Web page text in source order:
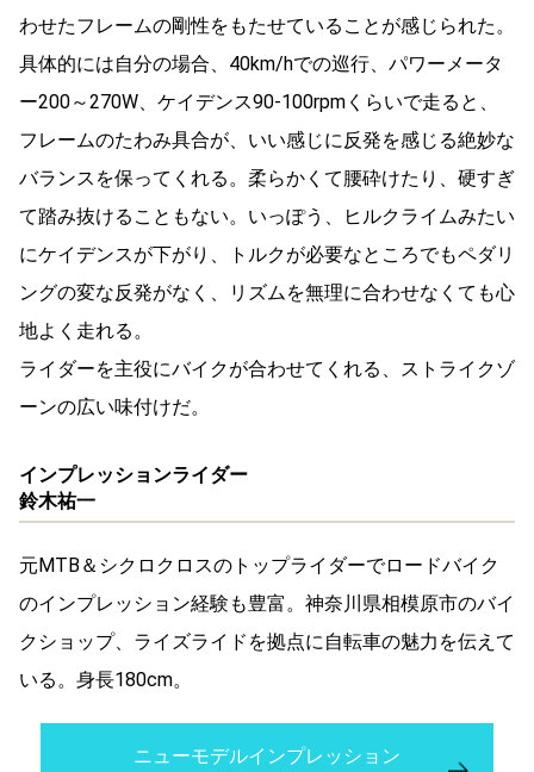
わせたフレームの剛性をもたせていることが感じられた。
具体的には自分の場合、40km/hでの巡行、パワーメータ
ー200～270W、ケイデンス90-100rpmくらいで走ると、
フレームのたわみ具合が、いい感じに反発を感じる絶妙な
バランスを保ってくれる。柔らかくて腰砕けたり、硬すぎ
て踏み抜けることもない。いっぽう、ヒルクライムみたい
にケイデンスが下がり、トルクが必要なところでもペダリ
ングの変な反発がなく、リズムを無理に合わせなくても心
地よく走れる。
ライダーを主役にバイクが合わせてくれる、ストライクゾ
ーンの広い味付けだ。
インプレッションライダー
鈴木祐一
元MTB＆シクロクロスのトップライダーでロードバイク
のインプレッション経験も豊富。神奈川県相模原市のバイ
クショップ、ライズライドを拠点に自転車の魅力を伝えて
いる。身長180cm。
ニューモデルインプレッション